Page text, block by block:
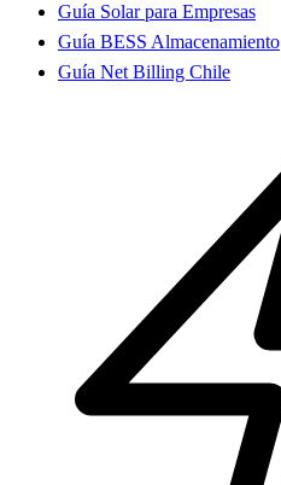
Guía Solar para Empresas
Guía BESS Almacenamiento
Guía Net Billing Chile